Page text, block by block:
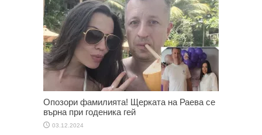
Опозори фамилията! Щерката на Раева се
върна при годеника гей
03.12.2024